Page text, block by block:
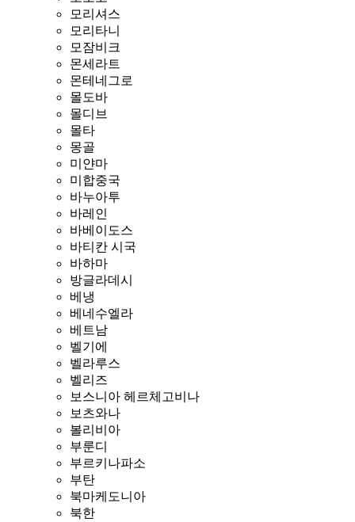
모리셔스
모리타니
모잠비크
몬세라트
몬테네그로
몰도바
몰디브
몰타
몽골
미얀마
미합중국
바누아투
바레인
바베이도스
바티칸 시국
바하마
방글라데시
베냉
베네수엘라
베트남
벨기에
벨라루스
벨리즈
보스니아 헤르체고비나
보츠와나
볼리비아
부룬디
부르키나파소
부탄
북마케도니아
북한